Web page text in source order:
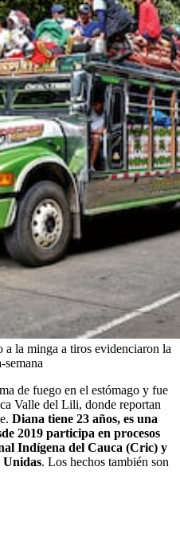
a la minga a tiros evidenciaron la
semana
de fuego en el estómago y fue
Valle del Lili, donde reportan
Diana tiene 23 años, es una
2019 participa en procesos
Indígena del Cauca (Cric) y
Unidas. Los hechos también son